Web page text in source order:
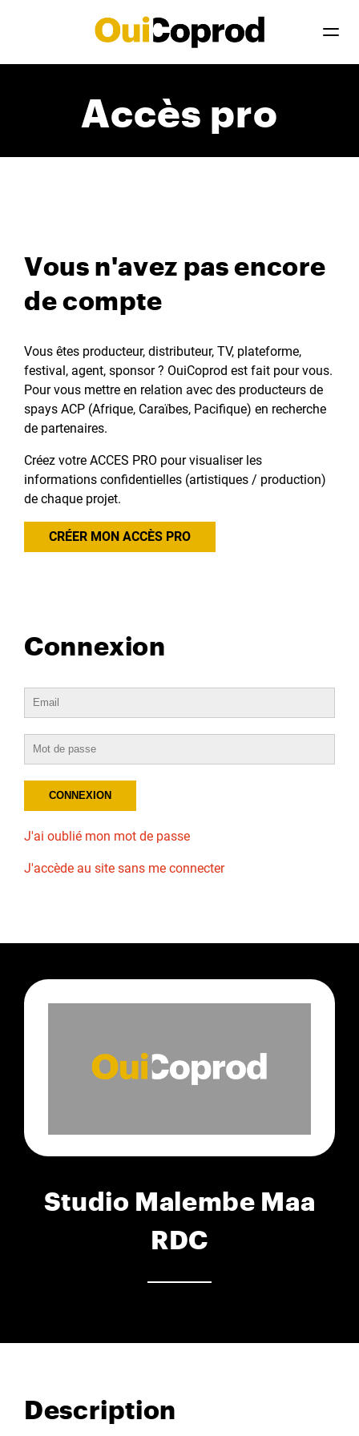
Accès pro
Vous n'avez pas encore
de compte
Vous êtes producteur, distributeur, TV, plateforme,
festival, agent, sponsor ? OuiCoprod est fait pour vous.
Pour vous mettre en relation avec des producteurs de
spays ACP (Afrique, Caraïbes, Pacifique) en recherche
de partenaires.
Créez votre ACCES PRO pour visualiser les
informations confidentielles (artistiques / production)
de chaque projet.
CRÉER MON ACCÈS PRO
Connexion
J'ai oublié mon mot de passe
J'accède au site sans me connecter
Studio Malembe Maa
RDC
Description